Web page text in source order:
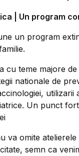
| Un program
un program
cu teme majore
nationale de
Un punct
va omite
semn ca